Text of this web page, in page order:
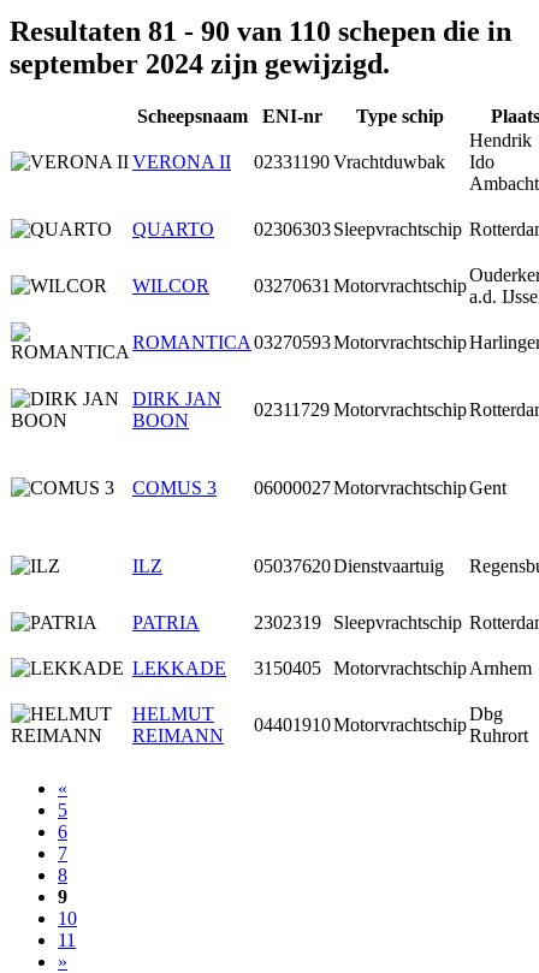
Resultaten 81 - 90 van 110 schepen die in
september 2024 zijn gewijzigd.
Scheepsnaam ENI-nr Type schip Plaats
VERONA II 02331190Vrachtduwbak
Hendrik
Ido
Ambacht
QUARTO 02306303Sleepvrachtschip
WILCOR 03270631 Motorvrachtschip
a.d.
ROMANTICA 03270593Motorvrachtschip
DIRK JAN
BOON
02311729Motorvrachtschip
COMUS 3 06000027MotorvrachtschipGent
ILZ 05037620Dienstvaartuig
PATRIA 2302319 Sleepvrachtschip
LEKKADE 3150405 MotorvrachtschipArnhem
HELMUT
REIMANN
04401910Motorvrachtschip
Dbg
Ruhrort
«
5
6
7
8
9
10
11
»